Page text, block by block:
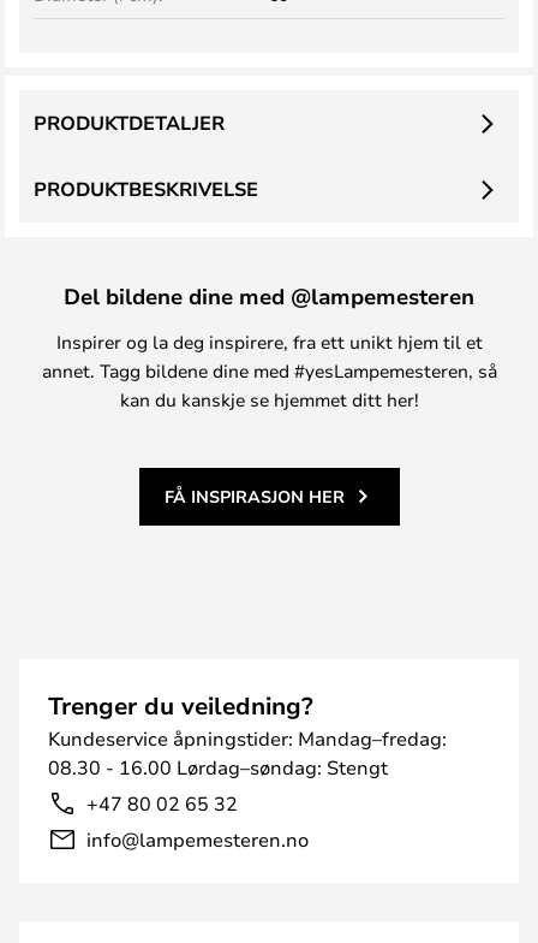
PRODUKTBESKRIVELSE
PRODUKTDETALJER
Del bildene dine med @lampemesteren
Inspirer og la deg inspirere, fra ett unikt hjem til et
annet. Tagg bildene dine med #yesLampemesteren, så
kan du kanskje se hjemmet ditt her!
FÅ INSPIRASJON HER
Trenger du veiledning?
Kundeservice åpningstider: Mandag–fredag:
08.30 - 16.00 Lørdag–søndag: Stengt
+47 80 02 65 32
info@lampemesteren.no